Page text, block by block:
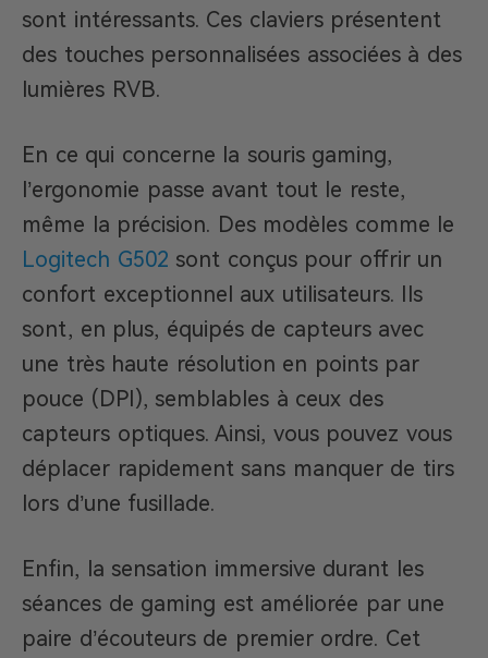
sont intéressants. Ces claviers présentent
des touches personnalisées associées à des
lumières RVB.
En ce qui concerne la souris gaming,
l’ergonomie passe avant tout le reste,
même la précision. Des modèles comme le
Logitech G502 sont conçus pour offrir un
confort exceptionnel aux utilisateurs. Ils
sont, en plus, équipés de capteurs avec
une très haute résolution en points par
pouce (DPI), semblables à ceux des
capteurs optiques. Ainsi, vous pouvez vous
déplacer rapidement sans manquer de tirs
lors d’une fusillade.
Enfin, la sensation immersive durant les
séances de gaming est améliorée par une
paire d’écouteurs de premier ordre. Cet